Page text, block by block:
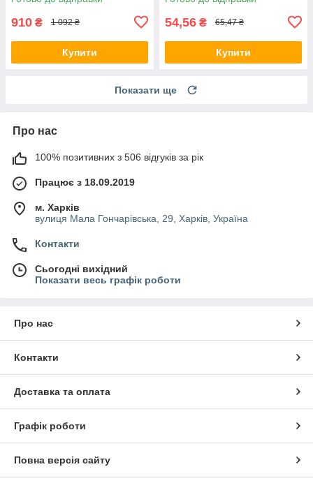
910 ₴ 1 092 ₴
Купити
54,56 ₴ 65,47 ₴
Купити
Показати ще
Про нас
100% позитивних з 506 відгуків за рік
Працює з 18.09.2019
м. Харків
вулиця Мала Гончарівська, 29, Харків, Україна
Контакти
Сьогодні вихідний
Показати весь графік роботи
Про нас
Контакти
Доставка та оплата
Графік роботи
Повна версія сайту